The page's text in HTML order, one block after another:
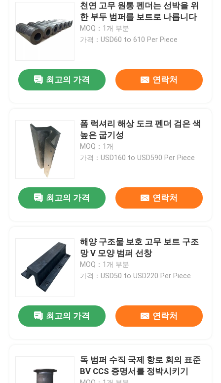
제품
비디오
우리 에 관한 것
품질 관리
인용 을 요청 하십시오
플랫폼 고무 방현재
공기 고무 방현재
천연 고무 원통 펜더는 선박을 위
한 부두 범퍼를 보트로 나릅니다
MOQ：1개 부분
가격：USD60 to 610 Per Piece
최고의 가격 연락처
폼 럭셔리 해상 도크 펜더 검은 색
높은 굽기성
MOQ：1개
가격：USD160 to USD590 Per Piece
최고의 가격 연락처
해양 구조물 보호 고무 보트 구조
망 V 모양 범퍼 선창
MOQ：1개 부분
가격：USD50 to USD220 Per Piece
최고의 가격 연락처
독 범퍼 수직 국제 항로 회의 표준
BV CCS 증명서를 정박시키기